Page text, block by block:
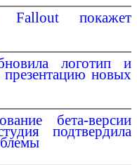
Fallout покажет
логотип и
новых
бета-версии
подтвердила